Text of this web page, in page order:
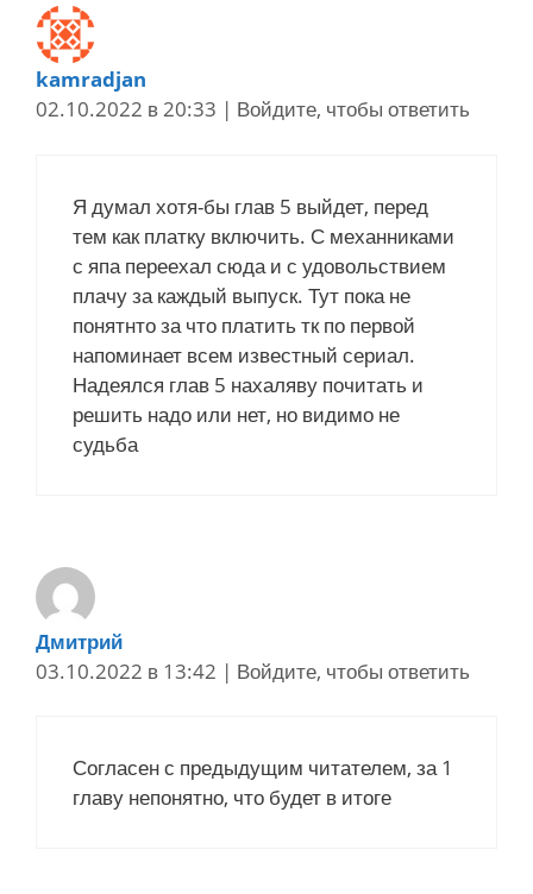
kamradjan
02.10.2022 в 20:33 | Войдите, чтобы ответить
Я думал хотя-бы глав 5 выйдет, перед
тем как платку включить. С механниками
с япа переехал сюда и с удовольствием
плачу за каждый выпуск. Тут пока не
понятнто за что платить тк по первой
напоминает всем известный сериал.
Надеялся глав 5 нахаляву почитать и
решить надо или нет, но видимо не
судьба
Дмитрий
03.10.2022 в 13:42 | Войдите, чтобы ответить
Согласен с предыдущим читателем, за 1
главу непонятно, что будет в итоге